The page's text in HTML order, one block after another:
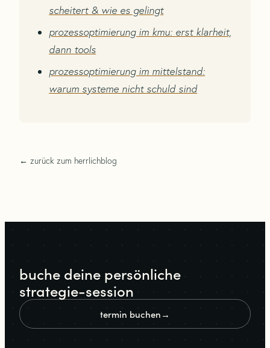
scheitert & wie es gelingt
prozessoptimierung im kmu: erst klarheit,
dann tools
prozessoptimierung im mittelstand:
warum systeme nicht schuld sind
← zurück zum herrlichblog
buche deine persönliche
strategie-session
termin buchen→